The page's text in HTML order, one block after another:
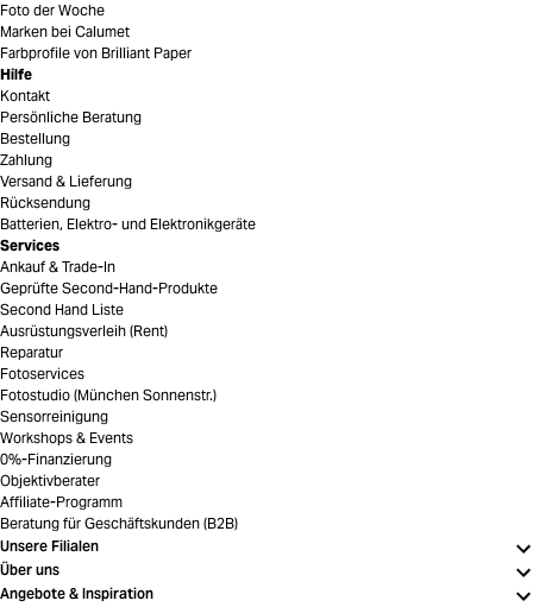
Foto der Woche
Marken bei Calumet
Farbprofile von Brilliant Paper
Hilfe
Kontakt
Persönliche Beratung
Bestellung
Zahlung
Versand & Lieferung
Rücksendung
Batterien, Elektro- und Elektronikgeräte
Services
Ankauf & Trade-In
Geprüfte Second-Hand-Produkte
Second Hand Liste
Ausrüstungsverleih (Rent)
Reparatur
Fotoservices
Fotostudio (München Sonnenstr.)
Sensorreinigung
Workshops & Events
0%-Finanzierung
Objektivberater
Affiliate-Programm
Beratung für Geschäftskunden (B2B)
Unsere Filialen
Über uns
Angebote & Inspiration